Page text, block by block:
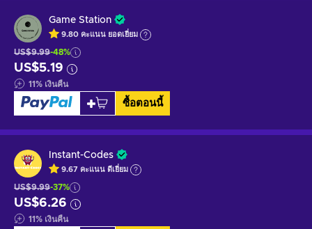
Game Station
9.80 คะแนน ยอดเยี่ยม
US$9.99-48%
US$5.19
11% เงินคืน
ซื้อตอนนี้
Instant-Codes
9.67 คะแนน ดีเยี่ยม
US$9.99-37%
US$6.26
11% เงินคืน